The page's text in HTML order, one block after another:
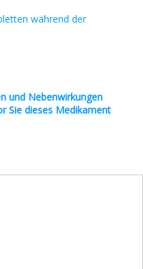
während der
und Nebenwirkungen
Sie dieses Medikament